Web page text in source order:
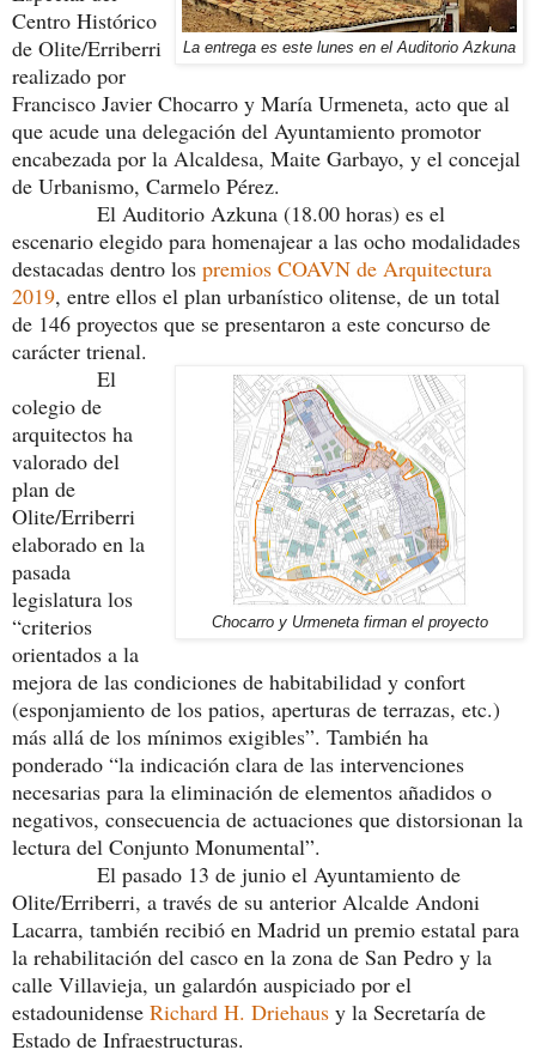
La entrega es este lunes en el Auditorio Azkuna
Centro Histórico
de Olite/Erriberri
realizado por
Francisco Javier Chocarro y María Urmeneta, acto que al
que acude una delegación del Ayuntamiento promotor
encabezada por la Alcaldesa, Maite Garbayo, y el concejal
de Urbanismo, Carmelo Pérez.
El Auditorio Azkuna (18.00 horas) es el
escenario elegido para homenajear a las ocho modalidades
destacadas dentro los premios COAVN de Arquitectura
2019, entre ellos el plan urbanístico olitense, de un total
de 146 proyectos que se presentaron a este concurso de
carácter trienal.
Chocarro y Urmeneta firman el proyecto
El
colegio de
arquitectos ha
valorado del
plan de
Olite/Erriberri
elaborado en la
pasada
legislatura los
“criterios
orientados a la
mejora de las condiciones de habitabilidad y confort
(esponjamiento de los patios, aperturas de terrazas, etc.)
más allá de los mínimos exigibles”. También ha
ponderado “la indicación clara de las intervenciones
necesarias para la eliminación de elementos añadidos o
negativos, consecuencia de actuaciones que distorsionan la
lectura del Conjunto Monumental”.
El pasado 13 de junio el Ayuntamiento de
Olite/Erriberri, a través de su anterior Alcalde Andoni
Lacarra, también recibió en Madrid un premio estatal para
la rehabilitación del casco en la zona de San Pedro y la
calle Villavieja, un galardón auspiciado por el
estadounidense Richard H. Driehaus y la Secretaría de
Estado de Infraestructuras.